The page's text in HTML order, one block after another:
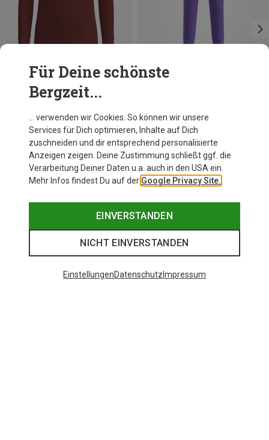
Du sparst 70%
Für Deine schönste
Bergzeit...
… verwenden wir Cookies. So können wir unsere
Services für Dich optimieren, Inhalte auf Dich
zuschneiden und dir entsprechend personalisierte
Anzeigen zeigen. Deine Zustimmung schließt ggf. die
Verarbeitung Deiner Daten u.a. auch in den USA ein.
Mehr Infos findest Du auf der Google Privacy Site.
EINVERSTANDEN
NICHT EINVERSTANDEN
EinstellungenDatenschutz Impressum